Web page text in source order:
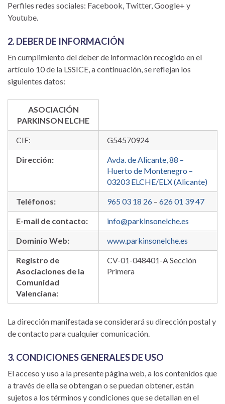
Perfiles redes sociales: Facebook, Twitter, Google+ y
Youtube.
2. DEBER DE INFORMACIÓN
En cumplimiento del deber de información recogido en el
artículo 10 de la LSSICE, a continuación, se reflejan los
siguientes datos:
ASOCIACIÓN
PARKINSON ELCHE
CIF: G54570924
Dirección:
Avda. de Alicante, 88 –
Huerto de Montenegro –
03203 ELCHE/ELX (Alicante)
Teléfonos: 965 03 18 26 – 626 01 39 47
E-mail de contacto: info@parkinsonelche.es
Dominio Web: www.parkinsonelche.es
Registro de
Asociaciones de la
Comunidad
Valenciana:
CV-01-048401-A Sección
Primera
La dirección manifestada se considerará su dirección postal y
de contacto para cualquier comunicación.
3. CONDICIONES GENERALES DE USO
El acceso y uso a la presente página web, a los contenidos que
a través de ella se obtengan o se puedan obtener, están
sujetos a los términos y condiciones que se detallan en el